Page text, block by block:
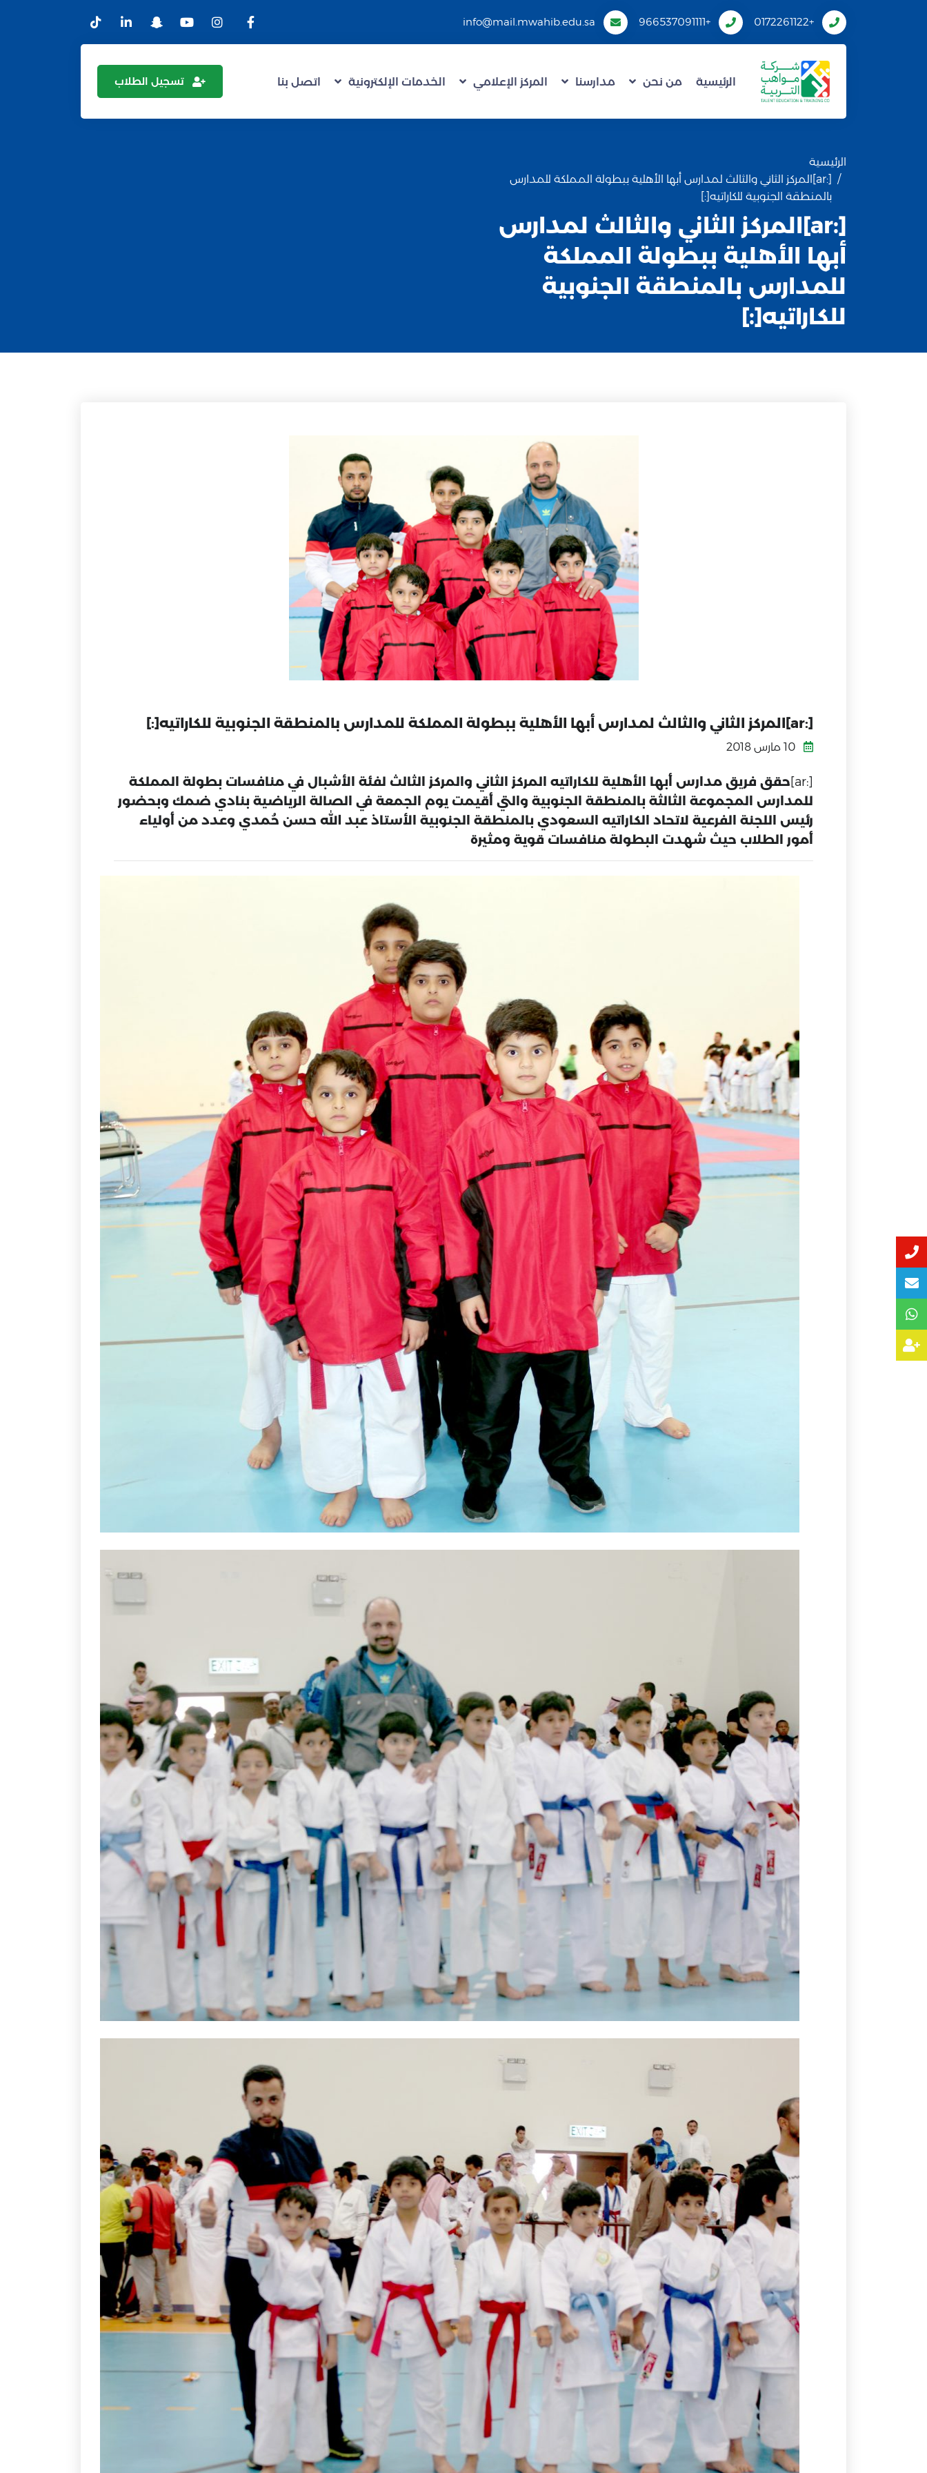
+0172261122
+966537091111
info@mail.mwahib.edu.sa
الرئيسية من نحن مدارسنا المركز الإعلامي الخدمات الإلكترونية اتصل بنا تسجيل الطلاب
الرئيسية
[:ar]المركز الثاني والثالث لمدارس أبها الأهلية ببطولة المملكة للمدارس
بالمنطقة الجنوبية للكاراتيه[:]
[:ar]المركز الثاني والثالث لمدارس
أبها الأهلية ببطولة المملكة
للمدارس بالمنطقة الجنوبية
للكاراتيه[:]
[:ar]المركز الثاني والثالث لمدارس أبها الأهلية ببطولة المملكة للمدارس بالمنطقة الجنوبية للكاراتيه[:]
[:ar]
حقق فريق مدارس أبها الأهلية للكاراتيه المركز الثاني والمركز الثالث لفئة الأشبال في منافسات بطولة المملكة
للمدارس المجموعة الثالثة بالمنطقة الجنوبية والتي أقيمت يوم الجمعة في الصالة الرياضية بنادي ضمك وبحضور
رئيس اللجنة الفرعية لاتحاد الكاراتيه السعودي بالمنطقة الجنوبية الأستاذ عبد الله حسن حُمدي وعدد من أولياء
أمور الطلاب حيث شهدت البطولة منافسات قوية ومثيرة